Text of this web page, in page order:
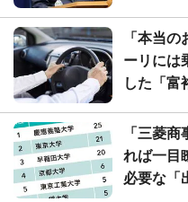
「本当
ーリには
した「富
「三菱
れば一目
必要な「